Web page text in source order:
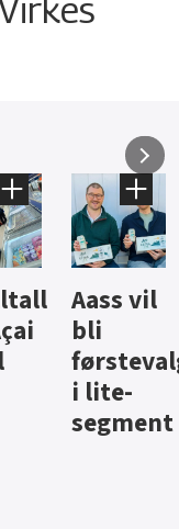
Hard
iste fra
Hansa